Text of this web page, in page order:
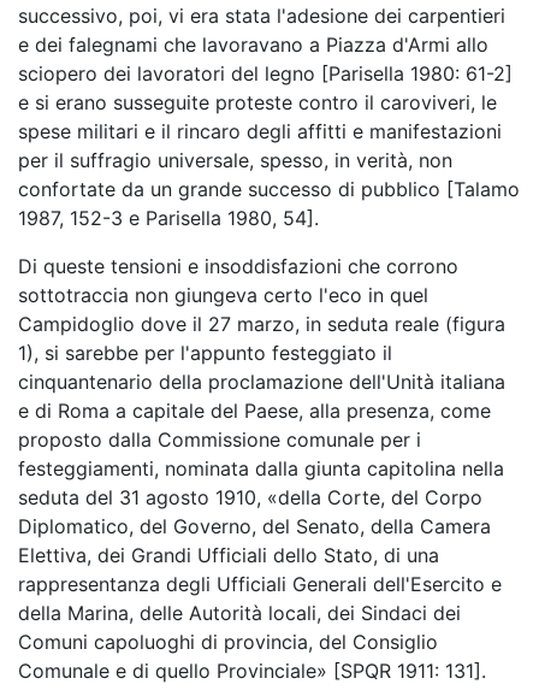
successivo, poi, vi era stata l'adesione dei carpentieri
e dei falegnami che lavoravano a Piazza d'Armi allo
sciopero dei lavoratori del legno [Parisella 1980: 61-2]
e si erano susseguite proteste contro il caroviveri, le
spese militari e il rincaro degli affitti e manifestazioni
per il suffragio universale, spesso, in verità, non
confortate da un grande successo di pubblico [Talamo
1987, 152-3 e Parisella 1980, 54].
Di queste tensioni e insoddisfazioni che corrono
sottotraccia non giungeva certo l'eco in quel
Campidoglio dove il 27 marzo, in seduta reale (figura
1), si sarebbe per l'appunto festeggiato il
cinquantenario della proclamazione dell'Unità italiana
e di Roma a capitale del Paese, alla presenza, come
proposto dalla Commissione comunale per i
festeggiamenti, nominata dalla giunta capitolina nella
seduta del 31 agosto 1910, «della Corte, del Corpo
Diplomatico, del Governo, del Senato, della Camera
Elettiva, dei Grandi Ufficiali dello Stato, di una
rappresentanza degli Ufficiali Generali dell'Esercito e
della Marina, delle Autorità locali, dei Sindaci dei
Comuni capoluoghi di provincia, del Consiglio
Comunale e di quello Provinciale» [SPQR 1911: 131].